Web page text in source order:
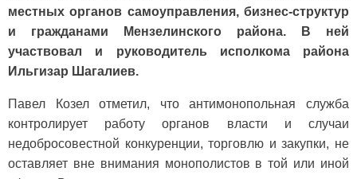
местных органов самоуправления, бизнес-структур
и гражданами Мензелинского района. В ней
участвовал и руководитель исполкома района
Ильгизар Шагалиев.
Павел Козел отметил, что антимонопольная служба
контролирует работу органов власти и случаи
недобросовестной конкуренции, торговлю и закупки, не
оставляет вне внимания монополистов в той или иной